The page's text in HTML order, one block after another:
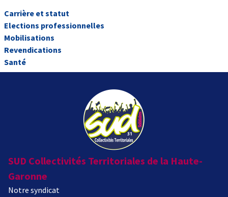
Carrière et statut
Elections professionnelles
Mobilisations
Revendications
Santé
SUD Collectivités Territoriales de la Haute-
Garonne
Notre syndicat